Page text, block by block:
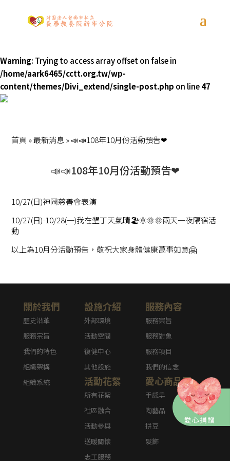
Warning: Trying to access array offset on false in
/home/aark6465/cctt.org.tw/wp-
content/themes/Divi_extend/single-post.php on line47
首頁 »最新消息 »📣📣108年10月份活動預告❤
📣📣108年10月份活動預告❤
10/27(日)神岡慈善會表演
10/27(日)-10/28(一)我在墾丁天氣晴🏖🌞🌞🌞兩天一夜隔宿活
動
以上為10月分活動預告，敬祝大家身體健康萬事如意🤗
關於我們
歷史沿革
服務宗旨
我們的特色
組織架構
組織系統
設施介紹
外部環境
活動空間
復健中心
其他設施
服務內容
服務宗旨
服務對象
服務項目
我們的信念
活動花絮
所有花絮
社區融合
活動參與
送暖關懷
志工服務
愛心商品區
手感皂
陶藝品
拼豆
髮飾